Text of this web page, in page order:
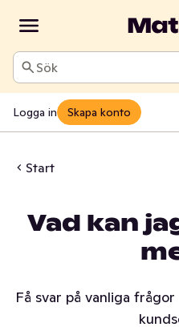
Sök
Logga in Skapa konto
Start
Vad kan
Få svar på vanliga